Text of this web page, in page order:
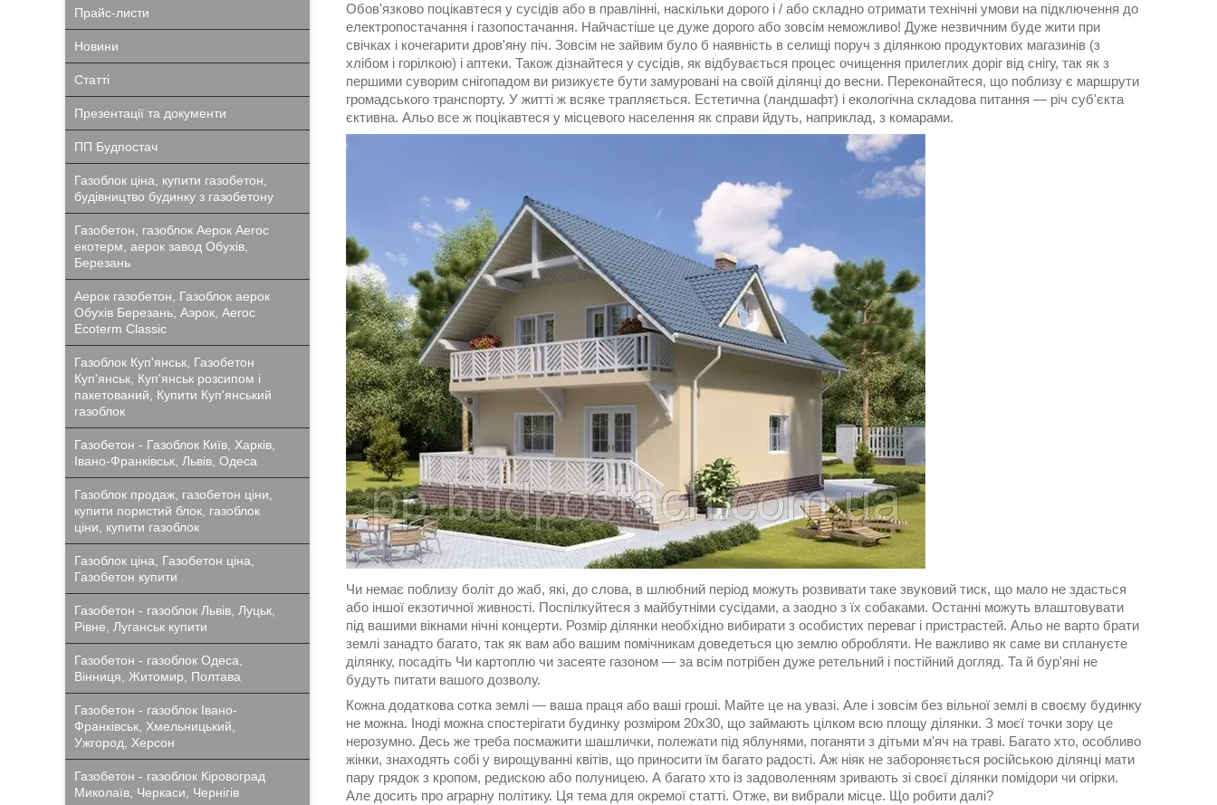
Обов'язково поцікавтеся у сусідів або в правлінні, наскільки дорого і / або складно отримати технічні умови на підключення до
електропостачання і газопостачання. Найчастіше це дуже дорого або зовсім неможливо! Дуже незвичним буде жити при
свічках і кочегарити дров'яну піч. Зовсім не зайвим було б наявність в селищі поруч з ділянкою продуктових магазинів (з
хлібом і горілкою) і аптеки. Також дізнайтеся у сусідів, як відбувається процес очищення прилеглих доріг від снігу, так як з
першими суворим снігопадом ви ризикуєте бути замуровані на своїй ділянці до весни. Переконайтеся, що поблизу є маршрути
громадського транспорту. У житті ж всяке трапляється. Естетична (ландшафт) і екологічна складова питання ― річ суб'єкта
єктивна. Альо все ж поцікавтеся у місцевого населення як справи йдуть, наприклад, з комарами.
Чи немає поблизу боліт до жаб, які, до слова, в шлюбний період можуть розвивати таке звуковий тиск, що мало не здасться
або іншої екзотичної живності. Поспілкуйтеся з майбутніми сусідами, а заодно з їх собаками. Останні можуть влаштовувати
під вашими вікнами нічні концерти. Розмір ділянки необхідно вибирати з особистих переваг і пристрастей. Альо не варто брати
землі занадто багато, так як вам або вашим помічникам доведеться цю землю обробляти. Не важливо як саме ви сплануєте
ділянку, посадіть Чи картоплю чи засеяте газоном ― за всім потрібен дуже ретельний і постійний догляд. Та й бур'яні не
будуть питати вашого дозволу.
Кожна додаткова сотка землі ― ваша праця або ваші гроші. Майте це на увазі. Але і зовсім без вільної землі в своєму будинку
не можна. Іноді можна спостерігати будинку розміром 20х30, що займають цілком всю площу ділянки. З моєї точки зору це
нерозумно. Десь же треба посмажити шашлички, полежати під яблунями, поганяти з дітьми м'яч на траві. Багато хто, особливо
жінки, знаходять собі у вирощуванні квітів, що приносити їм багато радості. Аж ніяк не забороняється російською ділянці мати
пару грядок з кропом, редискою або полуницею. А багато хто із задоволенням зривають зі своєї ділянки помідори чи огірки.
Але досить про аграрну політику. Ця тема для окремої статті. Отже, ви вибрали місце. Що робити далі?
Прайс-листи
Новини
Статті
Презентації та документи
ПП Будпостач
Газоблок ціна, купити газобетон,
будівництво будинку з газобетону
Газобетон, газоблок Аерок Aeroc
екотерм, аерок завод Обухів,
Березань
Аерок газобетон, Газоблок аерок
Обухів Березань, Аэрок, Aeroc
Ecoterm Classic
Газоблок Куп'янськ, Газобетон
Куп'янськ, Куп'янськ розсипом і
пакетований, Купити Куп'янський
газоблок
Газобетон - Газоблок Київ, Харків,
Івано-Франківськ, Львів, Одеса
Газоблок продаж, газобетон ціни,
купити пористий блок, газоблок
ціни, купити газоблок
Газоблок ціна, Газобетон ціна,
Газобетон купити
Газобетон - газоблок Львів, Луцьк,
Рівне, Луганськ купити
Газобетон - газоблок Одеса,
Вінниця, Житомир, Полтава
Газобетон - газоблок Івано-
Франківськ, Хмельницький,
Ужгород, Херсон
Газобетон - газоблок Кіровоград
Миколаїв, Черкаси, Чернігів